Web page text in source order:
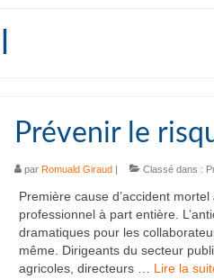
Prévenir le
par Romuald Giraud| Classé dans :
Première cause d’accident
professionnel à part entière.
dramatiques pour les
même. Dirigeants du secteur
agricoles, directeurs … Lire la